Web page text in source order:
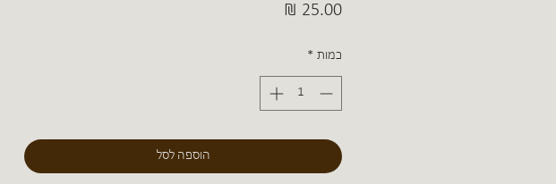
כמות *
הוספה לסל